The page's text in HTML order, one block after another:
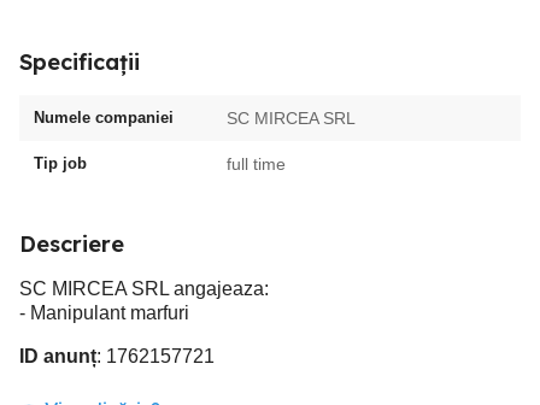
Specificații
Numele companiei SC MIRCEA SRL
Tip job full time
Descriere
SC MIRCEA SRL angajeaza:
- Manipulant marfuri
ID anunț: 1762157721